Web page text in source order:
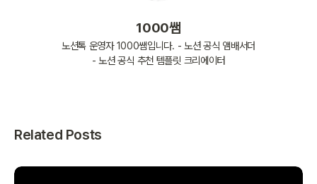
1000쌤
노션톡 운영자 1000쌤입니다. - 노션 공식 앰배서더
- 노션 공식 추천 템플릿 크리에이터
Related Posts